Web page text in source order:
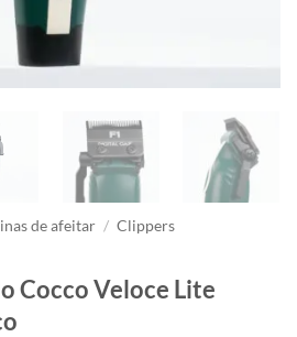
de afeitar / Clippers
Cocco Veloce Lite